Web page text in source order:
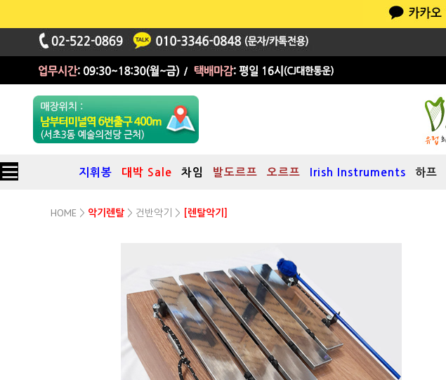
지휘봉 대박 Sale 차임 발도르프 오르프 Irish Instruments 하프
HOME > 악기렌탈 > 건반악기 > [렌탈악기]